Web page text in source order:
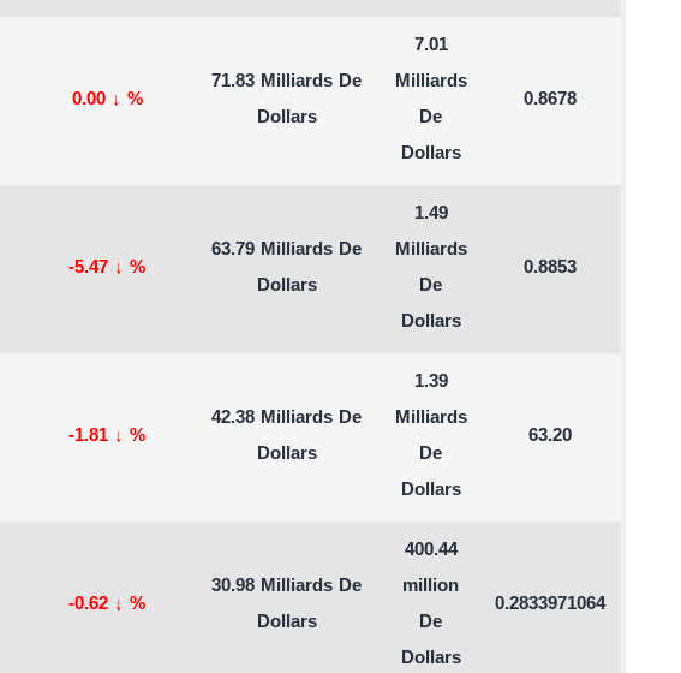
0.00 ↓ %
71.83 Milliards De
Dollars
7.01
Milliards
De
Dollars
0.8678
-5.47 ↓ %
63.79 Milliards De
Dollars
1.49
Milliards
De
Dollars
0.8853
-1.81 ↓ %
42.38 Milliards De
Dollars
1.39
Milliards
De
Dollars
63.20
-0.62 ↓ %
30.98 Milliards De
Dollars
400.44
million
De
Dollars
0.2833971064